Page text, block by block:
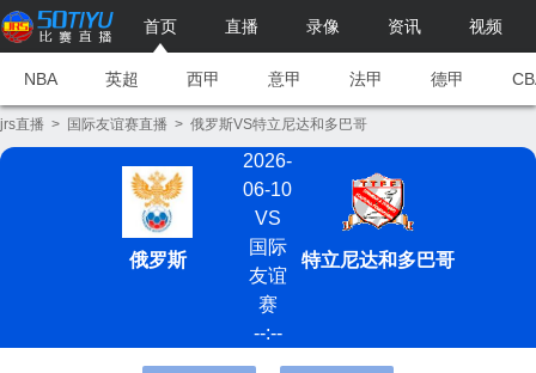
首页 直播 录像 资讯 视频
NBA 英超 西甲 意甲 法甲 德甲
jrs直播 > 国际友谊赛直播 > 俄罗斯VS特立尼达和多巴哥
俄罗斯
2026-
06-10
VS
国际
友谊
赛
--:--
特立尼达和多巴哥